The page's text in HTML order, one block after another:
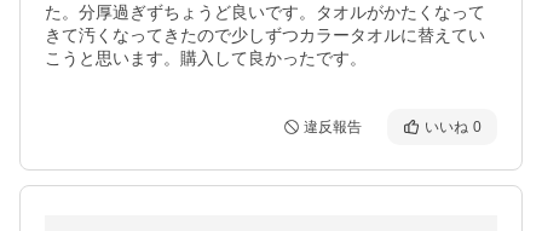
た。分厚過ぎずちょうど良いです。タオルがかたくなって
きて汚くなってきたので少しずつカラータオルに替えてい
こうと思います。購入して良かったです。
違反報告 いいね 0